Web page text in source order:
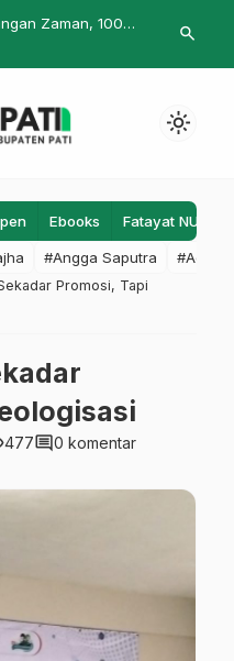
kembali masyruiyyah-
Gus
search
light_mode
Ebooks Fatayat NU
#Angga Saputra #Admin
Promosi, Tapi
477comment0 komentar